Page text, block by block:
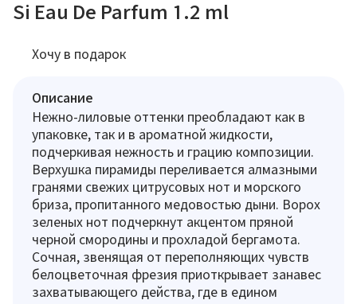
Si Eau De Parfum 1.2 ml
Хочу в подарок
Описание
Нежно-лиловые оттенки преобладают как в
упаковке, так и в ароматной жидкости,
подчеркивая нежность и грацию композиции.
Верхушка пирамиды переливается алмазными
гранями свежих цитрусовых нот и морского
бриза, пропитанного медовостью дыни. Ворох
зеленых нот подчеркнут акцентом пряной
черной смородины и прохладой бергамота.
Сочная, звенящая от переполняющих чувств
белоцветочная фрезия приоткрывает занавес
захватывающего действа, где в едином